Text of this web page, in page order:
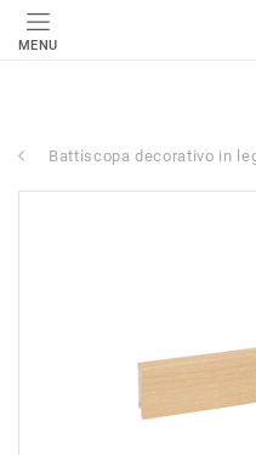
MENU
Battiscopa decorativo in